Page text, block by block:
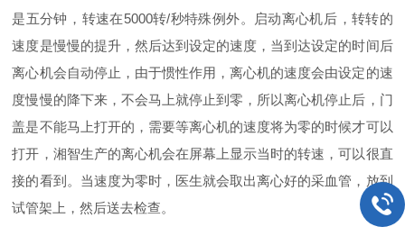
是五分钟，转速在5000转/秒特殊例外。启动离心机后，转转的
速度是慢慢的提升，然后达到设定的速度，当到达设定的时间后
离心机会自动停止，由于惯性作用，离心机的速度会由设定的速
度慢慢的降下来，不会马上就停止到零，所以离心机停止后，门
盖是不能马上打开的，需要等离心机的速度将为零的时候才可以
打开，湘智生产的离心机会在屏幕上显示当时的转速，可以很直
接的看到。当速度为零时，医生就会取出离心好的采血管，放到
试管架上，然后送去检查。